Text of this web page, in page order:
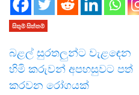
සිතුම් සිත්තම්
බළල් සුරතලුන්ට වැළඳෙන
හිමි කරුවන් අපහසුවට පත්
කරවන රෝගයක්